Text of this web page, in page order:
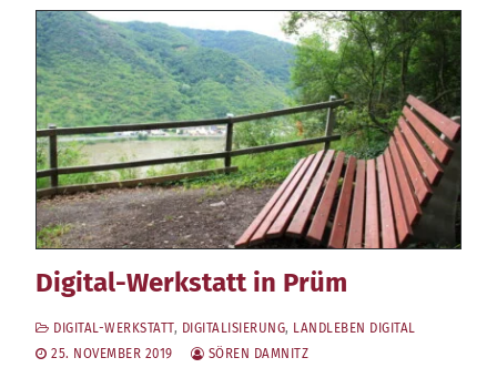
Digital-Werkstatt in Prüm
DIGITAL-WERKSTATT, DIGITALISIERUNG, LANDLEBEN DIGITAL
25. NOVEMBER 2019
SÖREN DAMNITZ